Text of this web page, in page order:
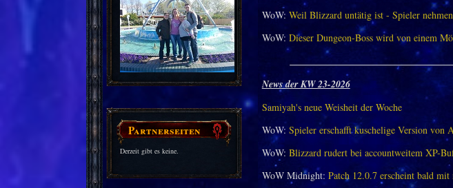
Partnerseiten
Derzeit gibt es keine.
WoW: Weil Blizzard untätig ist - Spieler
WoW: Dieser Dungeon-Boss wird von einem
News der KW 23-2026
Samiyah's neue Weisheit der Woche
WoW: Spieler erschafft kuschelige Version von
WoW: Blizzard rudert bei accountweitem XP-
WoW Midnight: Patch 12.0.7 erscheint bald